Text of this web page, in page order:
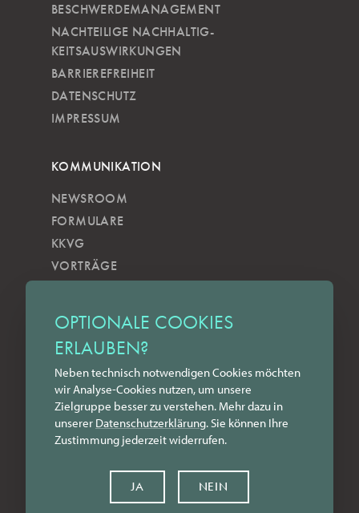
OPTIONALE COOKIES
ERLAUBEN?
Neben technisch notwendigen Cookies möchten
wir Analyse-Cookies nutzen, um unsere
Zielgruppe besser zu verstehen. Mehr dazu in
unserer Datenschutz­erklärung. Sie können Ihre
Zustimmung jederzeit widerrufen.
JA NEIN
BESCHWERDEMANAGEMENT
NACHTEILIGE NACH­HALTIG­
KEITSAUSWIRKUNGEN
BARRIEREFREIHEIT
DATENSCHUTZ
IMPRESSUM
KOMMUNIKATION
NEWSROOM
FORMULARE
KKVG
VORTRÄGE
ZILKENS NEWSBLOG
NEWSLETTER
YOUTUBE
INSTAGRAM
FACEBOOK
LINKEDIN